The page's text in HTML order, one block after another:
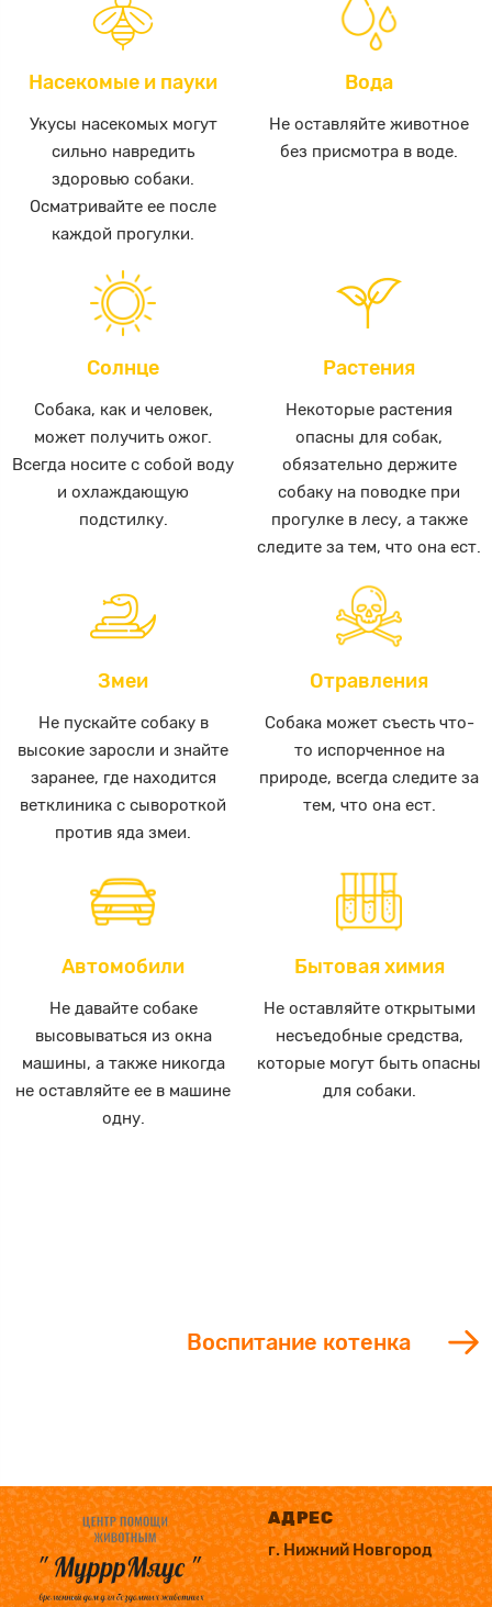
Насекомые и пауки
Укусы насекомых могут
сильно навредить
здоровью собаки.
Осматривайте ее после
каждой прогулки.
Вода
Не оставляйте животное
без присмотра в воде.
Солнце
Собака, как и человек,
может получить ожог.
Всегда носите с собой воду
и охлаждающую
подстилку.
Растения
Некоторые растения
опасны для собак,
обязательно держите
собаку на поводке при
прогулке в лесу, а также
следите за тем, что она ест.
Змеи
Не пускайте собаку в
высокие заросли и знайте
заранее, где находится
ветклиника с сывороткой
против яда змеи.
Отравления
Собака может съесть что-
то испорченное на
природе, всегда следите за
тем, что она ест.
Автомобили
Не давайте собаке
высовываться из окна
машины, а также никогда
не оставляйте ее в машине
одну.
Бытовая химия
Не оставляйте открытыми
несъедобные средства,
которые могут быть опасны
для собаки.
Воспитание котенка
АДРЕС
г. Нижний Новгород